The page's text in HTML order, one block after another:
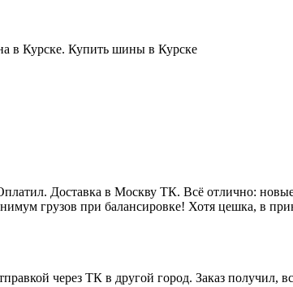
Доставка в Москву ТК. Всё отлично:
грузов при балансировке! Хотя цешка, в
через ТК в другой город. Заказ получил,